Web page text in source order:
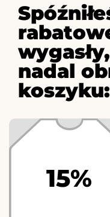
nadal
koszyku:
15%